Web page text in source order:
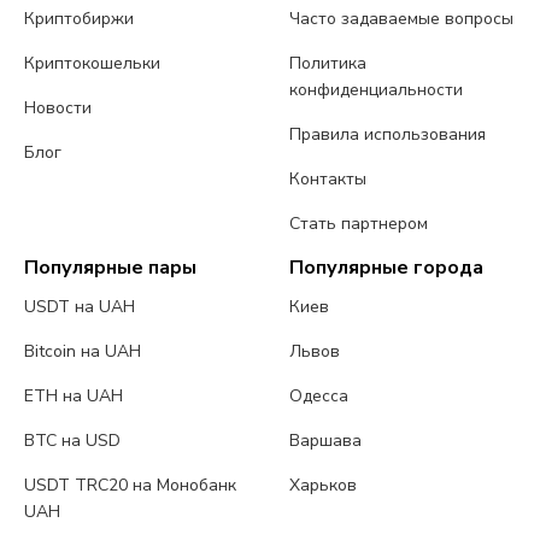
Криптобиржи
Криптокошельки
Новости
Блог
Часто задаваемые вопросы
Политика
конфиденциальности
Правила использования
Контакты
Стать партнером
Популярные пары
USDT на UAH
Bitcoin на UAH
ETH на UAH
BTC на USD
USDT TRC20 на Монобанк
UAH
Популярные города
Киев
Львов
Одесса
Варшава
Харьков